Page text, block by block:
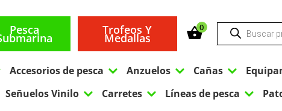
Pesca Trofeos Y
Medallas
0 Búsqueda
productos
Accesorios de pesca 3 Anzuelos 3 Cañas 3
Señuelos Vinilo 3 Carretes 3 Líneas de pesca 3